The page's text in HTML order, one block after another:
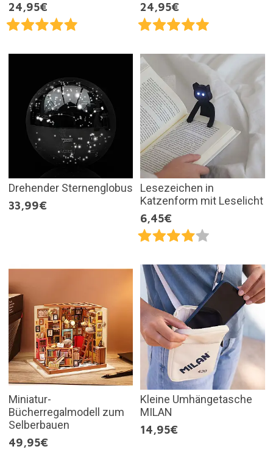
24,95€
24,95€
Drehender Sternenglobus
33,99€
Lesezeichen in
Katzenform mit Leselicht
6,45€
Miniatur-
Bücherregalmodell zum
Selberbauen
49,95€
Kleine Umhängetasche
MILAN
14,95€